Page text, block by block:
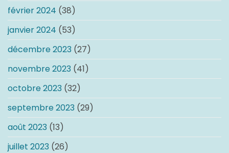
février 2024 (38)
janvier 2024 (53)
décembre 2023 (27)
novembre 2023 (41)
octobre 2023 (32)
septembre 2023 (29)
août 2023 (13)
juillet 2023 (26)